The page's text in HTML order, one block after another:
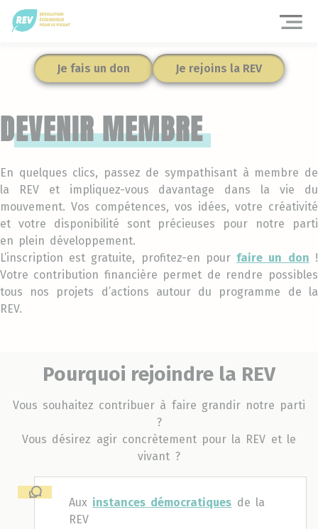
Je fais un don Je rejoins la REV
DEVENIR MEMBRE
En quelques clics, passez de sympathisant à membre de
la REV et impliquez-vous davantage dans la vie du
mouvement. Vos compétences, vos idées, votre créativité
et votre disponibilité sont précieuses pour notre parti
en plein développement.
L’inscription est gratuite, profitez-en pourfaire un don !
Votre contribution financière permet de rendre possibles
tous nos projets d’actions autour du programme de la
REV.
Pourquoi rejoindre la REV
Vous souhaitez contribuer à faire grandir notre parti
?
Vous désirez agir concrètement pour la REV et le
vivant ?
Aux instances démocratiques de la
REV
Panneau de gestion des cookies